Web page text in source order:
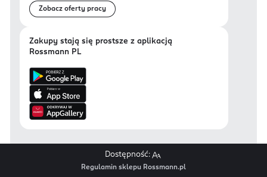
Zobacz oferty pracy
Zakupy stają się prostsze z aplikacją
Rossmann PL
Dostępność:
Regulamin sklepu Rossmann.pl